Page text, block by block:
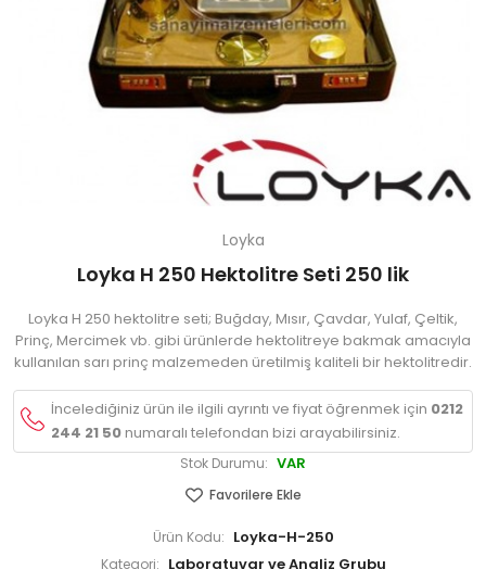
Loyka
Loyka H 250 Hektolitre Seti 250 lik
Loyka H 250 hektolitre seti; Buğday, Mısır, Çavdar, Yulaf, Çeltik,
Prinç, Mercimek vb. gibi ürünlerde hektolitreye bakmak amacıyla
kullanılan sarı prinç malzemeden üretilmiş kaliteli bir hektolitredir.
İncelediğiniz ürün ile ilgili ayrıntı ve fiyat öğrenmek için 0212
244 21 50numaralı telefondan bizi arayabilirsiniz.
Stok Durumu: VAR
Favorilere Ekle
Ürün Kodu: Loyka-H-250
Kategori: Laboratuvar ve Analiz Grubu